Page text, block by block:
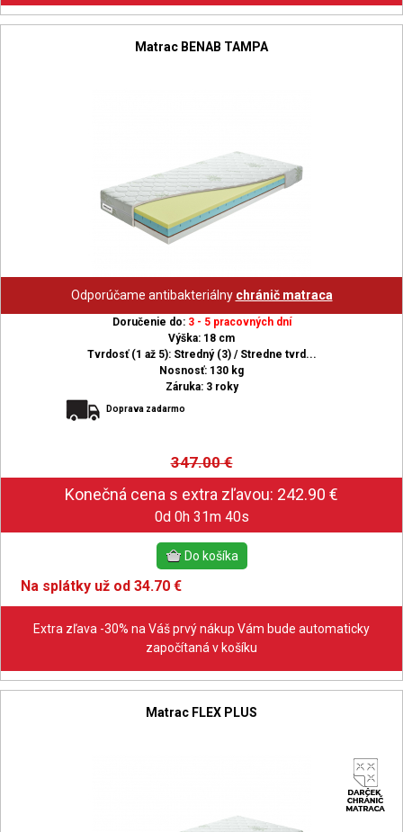
Matrac BENAB TAMPA
Odporúčame antibakteriálny chránič matraca
Doručenie do: 3 - 5 pracovných dní
Výška: 18 cm
Tvrdosť (1 až 5): Stredný (3) / Stredne tvrd...
Nosnosť: 130 kg
Záruka: 3 roky
Doprava zadarmo
347.00€
0d 0h 31m 39s
Na splátky už od 34.70 €
Extra zľava -30% na Váš prvý nákup Vám bude automaticky
započítaná v košíku
Matrac FLEX PLUS